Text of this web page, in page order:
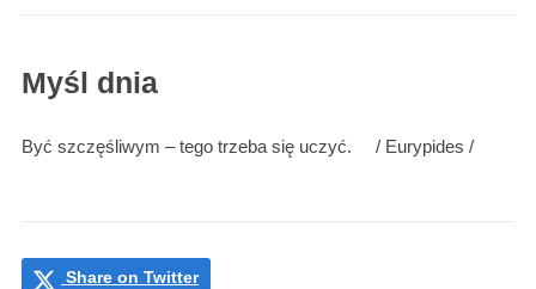
Myśl dnia
Być szczęśliwym – tego trzeba się uczyć. / Eurypides /
Share on Twitter